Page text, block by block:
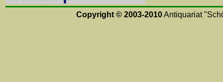
Copyright © 2003-2010Antiquariat